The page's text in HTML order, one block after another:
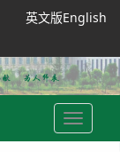
英文版English
Toggle
navigation